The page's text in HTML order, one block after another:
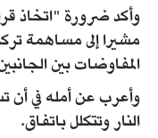
وأكد ضرورة "اتخاذ
مشيرا إلى مساهمة
المفاوضات بين
وأعرب عن أمله في
النار وتتكلل باتفاق.